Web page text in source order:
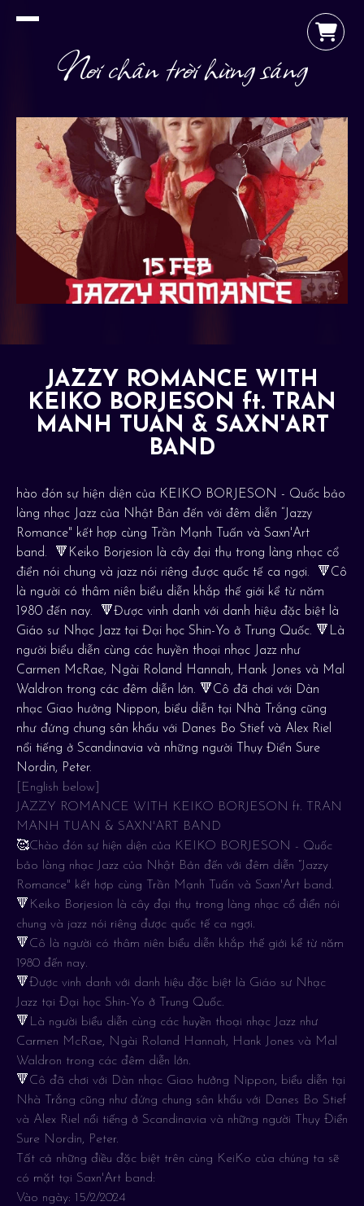
Nơi chân trời hừng sáng
JAZZY ROMANCE WITH
KEIKO BORJESON ft. TRAN
MANH TUAN & SAXN'ART
BAND
hào đón sự hiện diện của KEIKO BORJESON - Quốc bảo
làng nhạc Jazz của Nhật Bản đến với đêm diễn “Jazzy
Romance" kết hợp cùng Trần Mạnh Tuấn và Saxn'Art
band. 🔻Keiko Borjesion là cây đại thụ trong làng nhạc cổ
điển nói chung và jazz nói riêng được quốc tế ca ngợi. 🔻Cô
là người có thâm niên biểu diễn khắp thế giới kể từ năm
1980 đến nay. 🔻Được vinh danh với danh hiệu đặc biệt là
Giáo sư Nhạc Jazz tại Đại học Shin-Yo ở Trung Quốc. 🔻Là
người biểu diễn cùng các huyền thoại nhạc Jazz như
Carmen McRae, Ngài Roland Hannah, Hank Jones và Mal
Waldron trong các đêm diễn lớn. 🔻Cô đã chơi với Dàn
nhạc Giao hưởng Nippon, biểu diễn tại Nhà Trắng cũng
như đứng chung sân khấu với Danes Bo Stief và Alex Riel
nổi tiếng ở Scandinavia và những người Thụy Điển Sure
Nordin, Peter.
[English below]
JAZZY ROMANCE WITH KEIKO BORJESON ft. TRAN
MANH TUAN & SAXN'ART BAND
🥰Chào đón sự hiện diện của KEIKO BORJESON - Quốc
bảo làng nhạc Jazz của Nhật Bản đến với đêm diễn “Jazzy
Romance" kết hợp cùng Trần Mạnh Tuấn và Saxn'Art band.
🔻Keiko Borjesion là cây đại thụ trong làng nhạc cổ điển nói
chung và jazz nói riêng được quốc tế ca ngợi.
🔻Cô là người có thâm niên biểu diễn khắp thế giới kể từ năm
1980 đến nay.
🔻Được vinh danh với danh hiệu đặc biệt là Giáo sư Nhạc
Jazz tại Đại học Shin-Yo ở Trung Quốc.
🔻Là người biểu diễn cùng các huyền thoại nhạc Jazz như
Carmen McRae, Ngài Roland Hannah, Hank Jones và Mal
Waldron trong các đêm diễn lớn.
🔻Cô đã chơi với Dàn nhạc Giao hưởng Nippon, biểu diễn tại
Nhà Trắng cũng như đứng chung sân khấu với Danes Bo Stief
và Alex Riel nổi tiếng ở Scandinavia và những người Thụy Điển
Sure Nordin, Peter.
Tất cả những điều đặc biệt trên cùng KeiKo của chúng ta sẽ
có mặt tại Saxn'Art band:
Vào ngày: 15/2/2024